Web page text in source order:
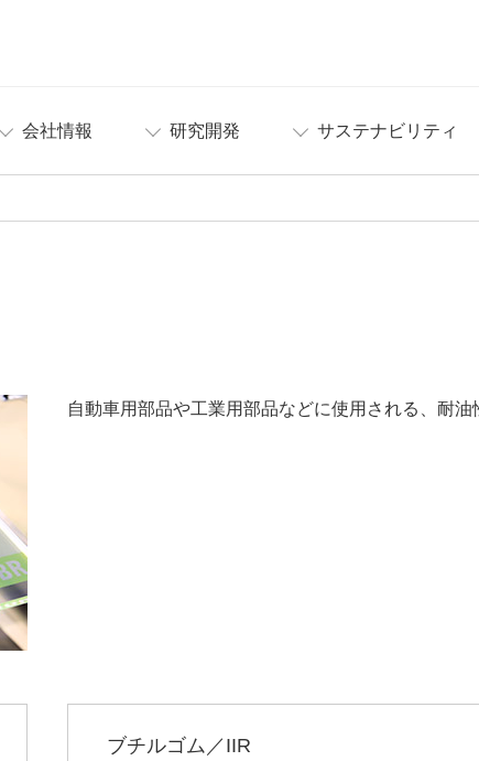
会社情報 研究開発 サステナビリティ
自動車用部品や工業用部品などに使用される、耐
ブチルゴム／IIR